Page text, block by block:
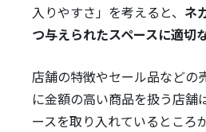
入りやすさ」を考えると、 ネ
つ与えられたスペースに適切
店舗の特徴やセール品などの
に金額の高い商品を扱う店舗
ースを取り入れているところ